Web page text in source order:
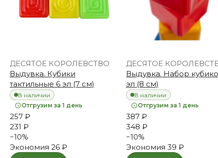
ДЕСЯТОЕ КОРОЛЕВСТВО
Выдувка. Кубики
тактильные 6 эл (7 см)
В наличии
Отгрузим за 1 день
257 ₽
231 ₽
−10%
Экономия 26 ₽
ДЕСЯТОЕ
Выдувка. Набор
эл (8 см)
В наличии
Отгрузим за 1 день
387 ₽
348 ₽
−10%
Экономия 39 ₽